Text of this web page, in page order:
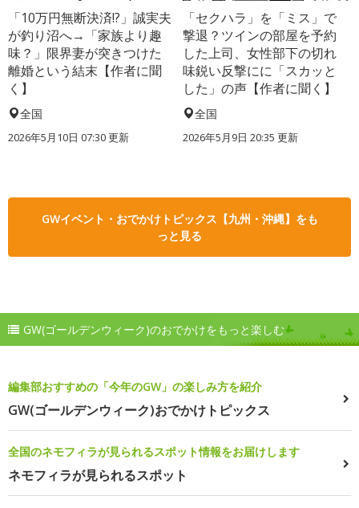
「10万円無断決済!?」誠実夫
が釣り沼へ→「家族より趣
味？」限界妻が突きつけた
離婚という結末【作者に聞
く】
全国
2026年5月10日 07:30 更新
「セクハラ」を「ミス」で
撃退？ツインの部屋を予約
した上司、女性部下の切れ
味鋭い反撃にに「スカッと
した」の声【作者に聞く】
全国
2026年5月9日 20:35 更新
GWイベント・おでかけトピックス【九州・沖縄】をも
っと見る
GW(ゴールデンウィーク)のおでかけをもっと楽しむ
編集部おすすめの「今年のGW」の楽しみ方を紹介
GW(ゴールデンウィーク)おでかけトピックス
全国のネモフィラが見られるスポット情報をお届けします
ネモフィラが見られるスポット